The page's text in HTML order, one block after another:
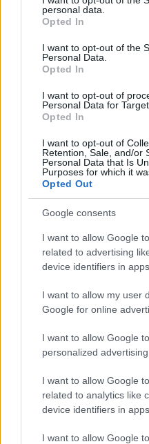
grant or deny consent to
use your data for below
consent section.
personal data.
Opted In
I want to opt-out of the
Personal Data.
Opted In
I want to opt-out of
Personal Data for
Opted In
I want to opt-out of
Retention, Sale, and/or
Personal Data that Is
Purposes for which it
Opted Out
Google consents
I want to allow Google
related to advertising
device identifiers in apps.
I want to allow my user
Google for online
I want to allow Google
personalized advertising.
I want to allow Google
related to analytics like
device identifiers in apps.
I want to allow Google
tűzoltók: az iskola
gyűlt össze. A tűzoltók
magasból mentő
tetőn lévő hó nagy
Fotó: Hraskó István, KecsUP